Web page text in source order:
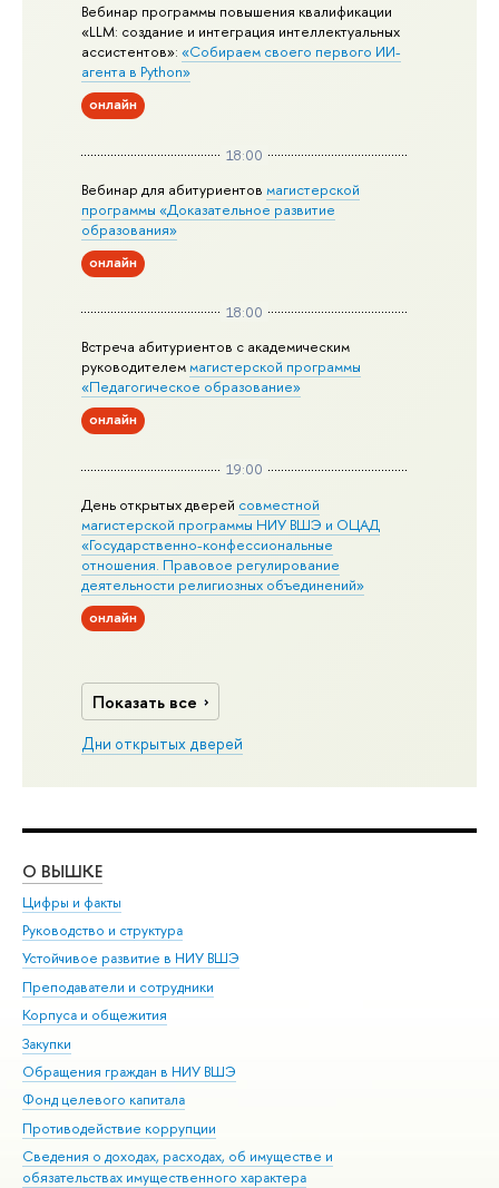
Вебинар программы повышения квалификации
«LLM: создание и интеграция интеллектуальных
ассистентов»:«Собираем своего первого ИИ-
агента в Python»
онлайн
18:00
Вебинар для абитуриентовмагистерской
программы «Доказательное развитие
образования»
онлайн
18:00
Встреча абитуриентов с академическим
руководителеммагистерской программы
«Педагогическое образование»
онлайн
19:00
День открытых дверей совместной
магистерской программы НИУ ВШЭ и ОЦАД
«Государственно-конфессиональные
отношения. Правовое регулирование
деятельности религиозных объединений»
онлайн
Показать все
Дни открытых дверей
О ВЫШКЕ
Цифры и факты
Руководство и структура
Устойчивое развитие в НИУ ВШЭ
Преподаватели и сотрудники
Корпуса и общежития
Закупки
Обращения граждан в НИУ ВШЭ
Фонд целевого капитала
Противодействие коррупции
Сведения о доходах, расходах, об имуществе и
обязательствах имущественного характера